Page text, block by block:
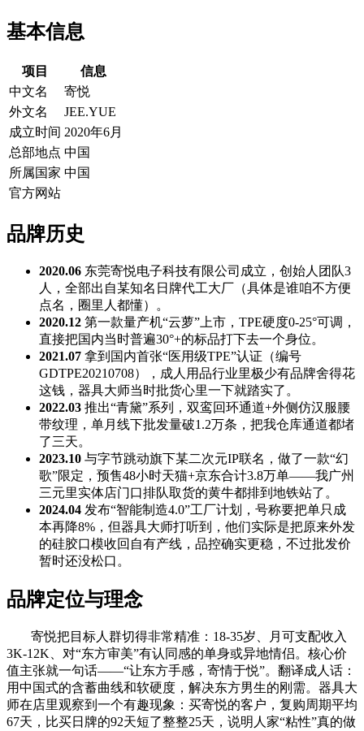
基本信息
项目
信息
中文名
寄悦
外文名
JEE.YUE
成立时间 2020年6月
总部地点 中国
所属国家 中国
官方网站
品牌历史
2020.06 东莞寄悦电子科技有限公司成立，创始人团队3
人，全部出自某知名日牌代工大厂（具体是谁咱不方便
点名，圈里人都懂）。
2020.12 第一款量产机“云萝”上市，TPE硬度0-25°可调，
直接把国内当时普遍30°+的标品打下去一个身位。
2021.07 拿到国内首张“医用级TPE”认证（编号
GDTPE20210708），成人用品行业里极少有品牌舍得花
这钱，器具大师当时批货心里一下就踏实了。
2022.03 推出“青黛”系列，双鸾回环通道+外侧仿汉服腰
带纹理，单月线下批发量破1.2万条，把我仓库通道都堵
了三天。
2023.10 与字节跳动旗下某二次元IP联名，做了一款“幻
歌”限定，预售48小时天猫+京东合计3.8万单——我广州
三元里实体店门口排队取货的黄牛都排到地铁站了。
2024.04 发布“智能制造4.0”工厂计划，号称要把单只成
本再降8%，但器具大师打听到，他们实际是把原来外发
的硅胶口模收回自有产线，品控确实更稳，不过批发价
暂时还没松口。
品牌定位与理念
寄悦把目标人群切得非常精准：18-35岁、月可支配收入
3K-12K、对“东方审美”有认同感的单身或异地情侣。核心价
值主张就一句话——“让东方手感，寄情于悦”。翻译成人话：
用中国式的含蓄曲线和软硬度，解决东方男生的刚需。器具大
师在店里观察到一个有趣现象：买寄悦的客户，复购周期平均
67天，比买日牌的92天短了整整25天，说明人家“粘性”真的做